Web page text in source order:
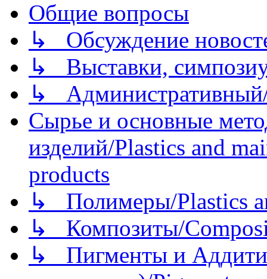
Общие вопросы
↳ Обсуждение
↳ Выставки,
↳
Сырье и основные
изделий/Plastics and
products
↳ Полимеры/Plastics
↳ Композиты/
↳ Пигменты и